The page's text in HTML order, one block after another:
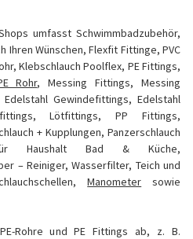
umfasst Schwimmbadzubehör,
Wünschen, Flexfit Fittinge, PVC
Klebschlauch Poolflex, PE Fittings,
Rohr, Messing Fittings, Messing
Gewindefittings, Edelstahl
Lötfittings, PP Fittings,
+ Kupplungen, Panzerschlauch
für Haushalt Bad & Küche,
– Reiniger, Wasserfilter, Teich und
Manometer sowie
Rohre und PE Fittings ab, z. B.